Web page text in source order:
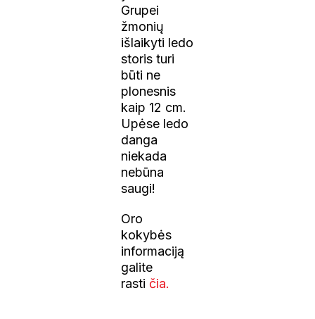
Grupei
žmonių
išlaikyti ledo
storis turi
būti ne
plonesnis
kaip 12 cm.
Upėse ledo
danga
niekada
nebūna
saugi!
Oro
kokybės
informaciją
galite
rasti čia.